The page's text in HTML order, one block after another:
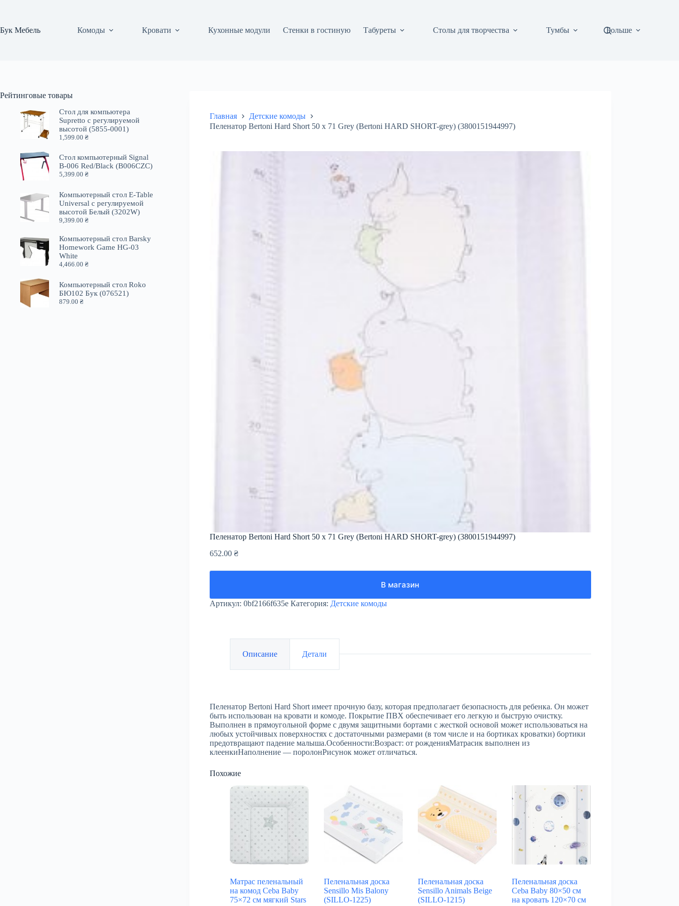
Бук Мебель
Комоды Кровати Кухонные модули Стенки в гостиную Табуреты Столы для творчества Тумбы Больше
Главная
Детские комоды
Пеленатор Bertoni Hard Short 50 х 71 Grey (Bertoni HARD SHORT-grey) (3800151944997)
Пеленатор Bertoni Hard Short 50 х 71 Grey (Bertoni HARD SHORT-grey) (3800151944997)
652.00 ₴
В магазин
Артикул: 0bf2166f635e Категория: Детские комоды
Описание Детали
Пеленатор Bertoni Hard Short имеет прочную базу, которая предполагает безопасность для ребенка. Он может
быть использован на кровати и комоде. Покрытие ПВХ обеспечивает его легкую и быструю очистку.
Выполнен в прямоугольной форме с двумя защитными бортами с жесткой основой может использоваться на
любых устойчивых поверхностях с достаточными размерами (в том числе и на бортиках кроватки) бортики
предотвращают падение малыша.Особенности:Возраст: от рожденияМатрасик выполнен из
клеенкиНаполнение — поролонРисунок может отличаться.
Похожие
Матрас пеленальный
на комод Ceba Baby
75×72 см мягкий Stars
Пеленальная доска
Sensillo Mis Balony
(SILLO-1225)
Пеленальная доска
Sensillo Animals Beige
(SILLO-1215)
Пеленальная доска
Ceba Baby 80×50 см
на кровать 120×70 см
Рейтинговые товары
Стол для компьютера
Supretto с регулируемой
высотой (5855-0001)
1,599.00₴
Стол компьютерный Signal
B-006 Red/Black (B006CZC)
5,399.00₴
Компьютерный стол E-Table
Universal с регулируемой
высотой Белый (3202W)
9,399.00₴
Компьютерный стол Barsky
Homework Game HG-03
White
4,466.00₴
Компьютерный стол Roko
БЮ102 Бук (076521)
879.00₴